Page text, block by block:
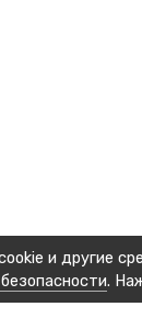
и другие
.
© 2023